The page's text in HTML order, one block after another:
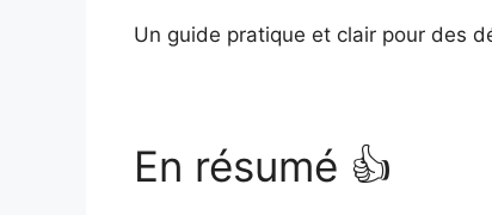
Un guide pratique et clair pour des
En résumé 👍